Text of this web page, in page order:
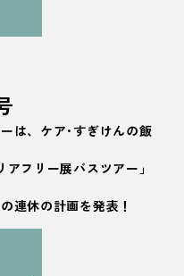
は、ケア･すぎけんの飯
フリー展バスツアー」
連休の計画を発表！